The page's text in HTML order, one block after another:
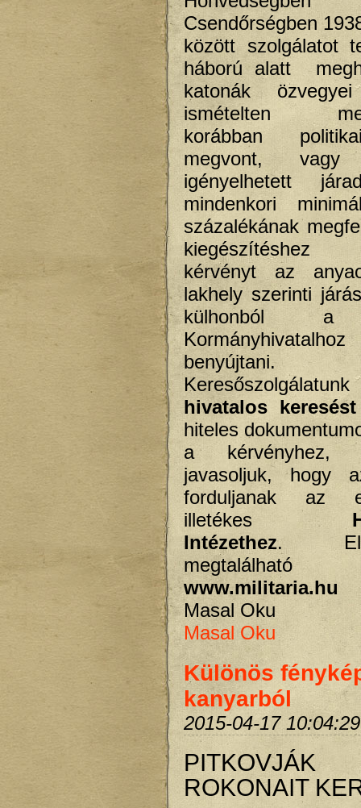
Csendőrségben
között szolgálatot
háború alatt
katonák
ismételten
korábban
megvont,
igényelhetett
mindenkori
százalékának
kiegészítéshez
kérvényt az
lakhely szerinti
külhonból a
benyújtani.
hivatalos keresést
hiteles
a kérvényhez,
javasoljuk, hogy
forduljanak az
illetékes
Intézethez.
www.militaria.hu
Masal Oku
Masal Oku
Különös
kanyarból
2015-04-17 10:04:29
ROKONAIT